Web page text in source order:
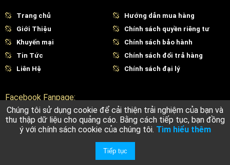
Trang chủ
Giới Thiệu
Khuyến mại
Tin Tức
Liên Hệ
Hướng dẫn mua hàng
Chính sách quyền riêng tư
Chính sách bảo hành
Chính sách đổi trả hàng
Chính sách đại lý
Facebook Fanpage:
Chúng tôi sử dụng cookie để cải thiện trải nghiệm của bạn và
thu thập dữ liệu cho quảng cáo. Bằng cách tiếp tục, bạn đồng
ý với chính sách cookie của chúng tôi. Tìm hiểu thêm
Tiếp tục